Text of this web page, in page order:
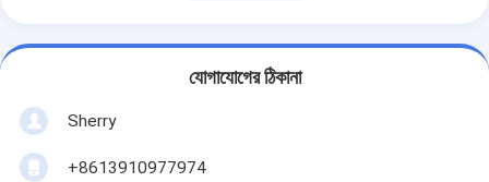
যোগাযোগের ঠিকানা
Sherry
+8613910977974